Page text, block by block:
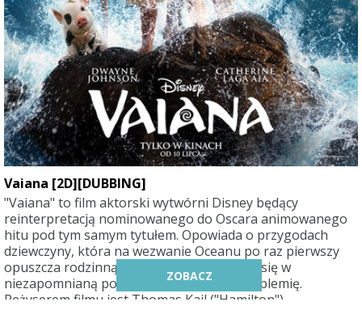
Vaiana [2D][DUBBING]
"Vaiana" to film aktorski wytwórni Disney będący
reinterpretacją nominowanego do Oscara animowanego
hitu pod tym samym tytułem. Opowiada o przygodach
dziewczyny, która na wezwanie Oceanu po raz pierwszy
opuszcza rodzinną wyspę Motonui i udaje się w
niezapomnianą podróż, by ratować swoje plemię.
Reżyserem filmu jest Thomas Kail ("Hamilton")
ZOBACZ